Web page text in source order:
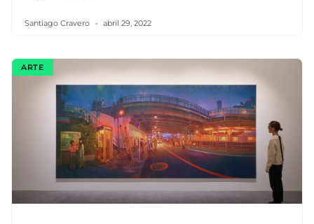
Santiago Cravero abril 29, 2022
ARTE